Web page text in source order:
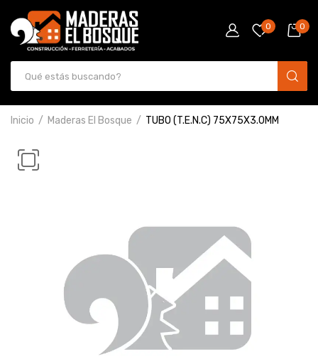
0 0
Inicio Maderas El Bosque TUBO (T.E.N.C) 75X75X3.0MM